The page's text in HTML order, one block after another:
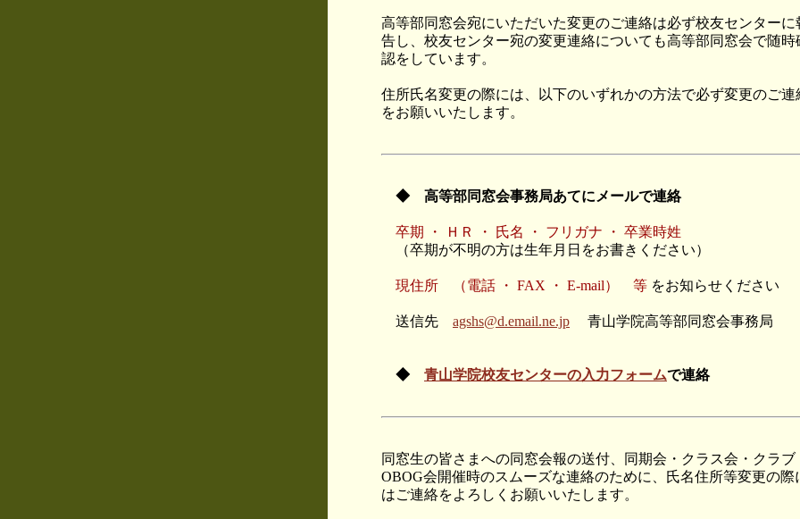
高等部同窓会宛にいただいた変更のご連絡は必ず校友センターに
告し、校友センター宛の変更連絡についても高等部同窓会で随時
認をしています。
住所氏名変更の際には、以下のいずれかの方法で必ず変更のご連
をお願いいたします。
◆ 高等部同窓会事務局あてにメールで連絡
卒期 ・ ＨＲ ・ 氏名 ・ フリガナ ・ 卒業時姓
（卒期が不明の方は生年月日をお書きください）
現住所 （電話 ・ FAX ・ E-mail） 等 をお知らせください
送信先 agshs@d.email.ne.jp 青山学院高等部同窓会事務局
◆ 青山学院校友センターの入力フォームで連絡
同窓生の皆さまへの同窓会報の送付、同期会・クラス会・クラブ
OBOG会開催時のスムーズな連絡のために、氏名住所等変更の際
はご連絡をよろしくお願いいたします。